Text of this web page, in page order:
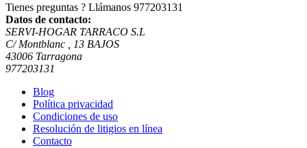
Tienes preguntas ? Llámanos 977203131
Datos de contacto:
SERVI-HOGAR TARRACO S.L
C/ Montblanc , 13 BAJOS
43006 Tarragona
977203131
Blog
Política privacidad
Condiciones de uso
Resolución de litigios en línea
Contacto